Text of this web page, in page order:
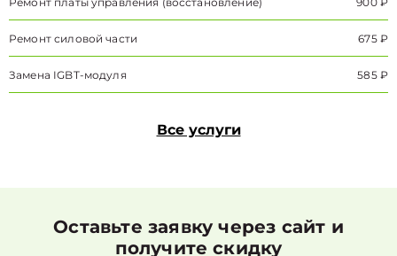
Ремонт силовой части 675 ₽
Замена IGBT-модуля 585 ₽
Все услуги
Оставьте заявку через сайт и
получите скидку